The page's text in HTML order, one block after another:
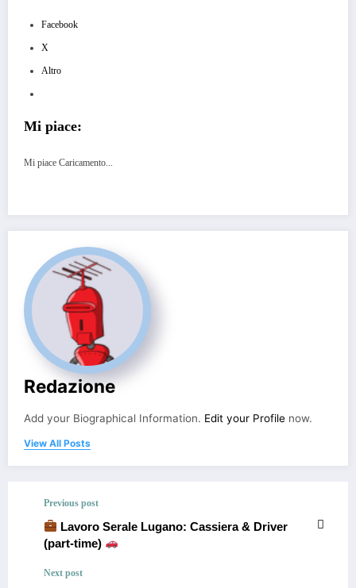
Facebook
X
Altro
Mi piace:
Mi piace Caricamento...
Redazione
Add your Biographical Information. Edit your Profile now.
View All Posts
Previous post
Lavoro Serale Lugano: Cassiera & Driver
(part-time)
Next post